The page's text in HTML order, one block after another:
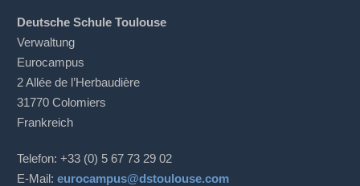
Deutsche Schule Toulouse
Verwaltung
Eurocampus
2 Allée de l’Herbaudière
31770 Colomiers
Frankreich
Telefon: +33 (0) 5 67 73 29 02
E-Mail:eurocampus@dstoulouse.com